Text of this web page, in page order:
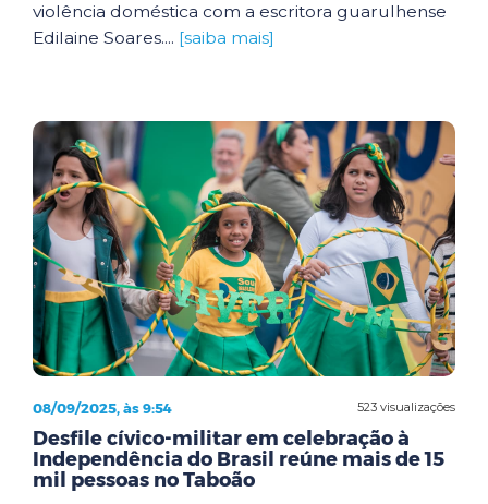
violência doméstica com a escritora guarulhense
Edilaine Soares.... [saiba mais]
523 visualizações
08/09/2025, às 9:54
Desfile cívico-militar em celebração à
Independência do Brasil reúne mais de 15
mil pessoas no Taboão